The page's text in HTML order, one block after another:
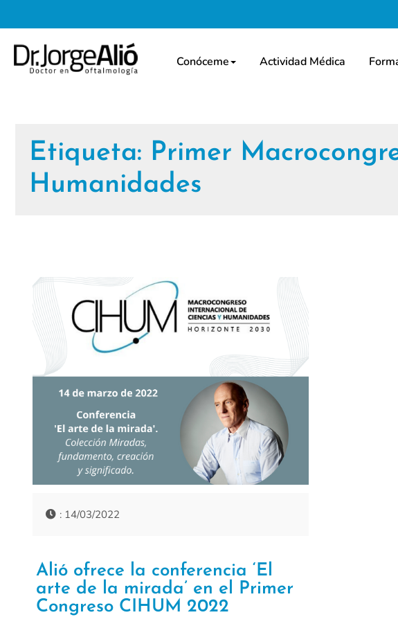
Conóceme Actividad Médica
Etiqueta: Primer
Humanidades
: 14/03/2022
Alió ofrece la conferencia ‘El
arte de la mirada’ en el Primer
Congreso CIHUM 2022